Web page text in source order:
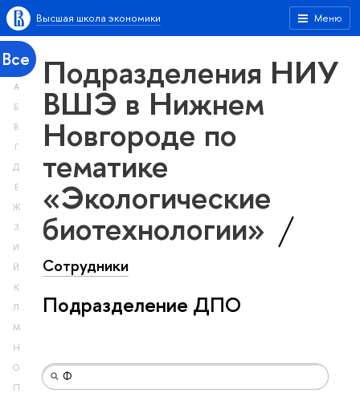
Меню
Высшая школа экономики
Все
А
Б
В
Г
Д
Е
Ж
З
И
Й
К
Л
М
Н
О
П
Подразделения НИУ
ВШЭ в Нижнем
Новгороде по
тематике
«Экологические
биотехнологии»
Сотрудники
Подразделение ДПО